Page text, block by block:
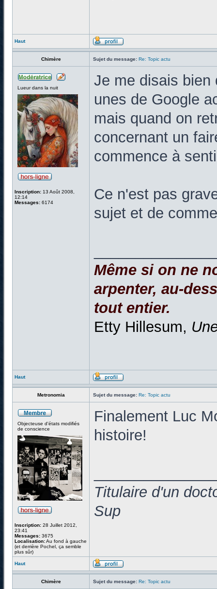
Haut
Chimère Sujet du message: Re: Topic actu
Lueur dans la nuit
Inscription: 13 Août 2008,
12:14
Messages: 6174
Je me disais bien
unes de Google
mais quand on
concernant un
commence à
Ce n'est pas
sujet et de
Même si on ne
arpenter, au-
tout entier.
Etty Hillesum,
Haut
Metronomia Sujet du message: Re: Topic actu
Objecteuse d'états modifiés
de conscience
Inscription: 28 Juillet 2012,
23:41
Messages: 3675
Localisation:Au fond à gauche
(et derrière Pochel, ça semble
plus sûr)
Finalement Luc
histoire!
Titulaire d'un
Sup
Haut
Chimère Sujet du message: Re: Topic actu